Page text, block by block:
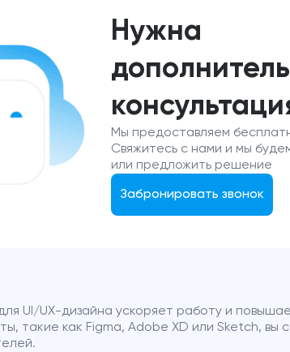
Нужна
Мы предоставляем
Свяжитесь с нами и мы
или предложить решение
Забронировать звонок
UI/UX-дизайна ускоряет работу и
такие как Figma, Adobe XD или Sketch, вы